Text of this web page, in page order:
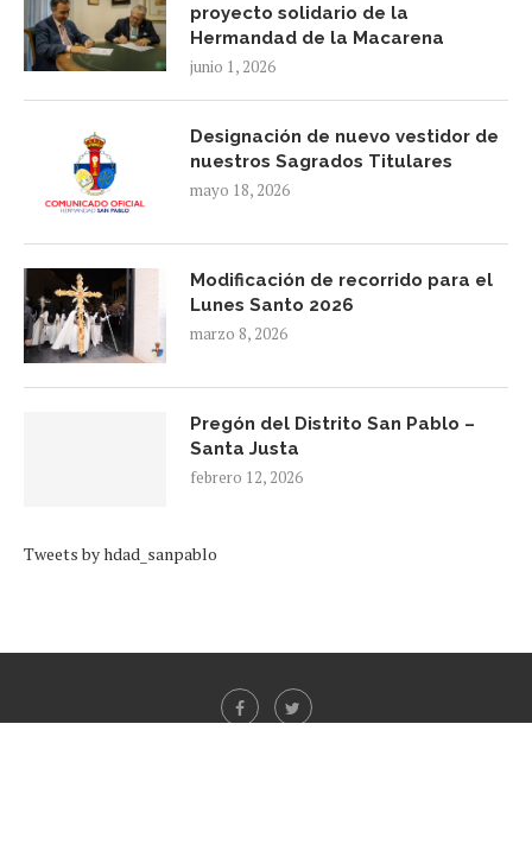
proyecto solidario de la
Hermandad de la Macarena
junio 1, 2026
Designación de nuevo vestidor de
nuestros Sagrados Titulares
mayo 18, 2026
Modificación de recorrido para el
Lunes Santo 2026
marzo 8, 2026
Pregón del Distrito San Pablo –
Santa Justa
febrero 12, 2026
Tweets by hdad_sanpablo